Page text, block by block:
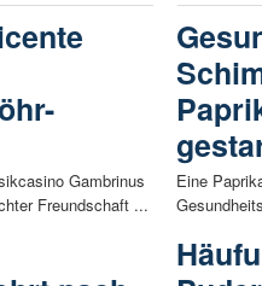
Gambrinus
Freundschaft ...
Eine